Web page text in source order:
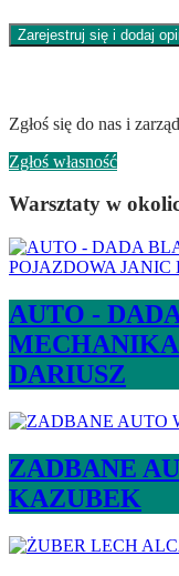
Zarejestruj się i dodaj
Zgłoś się do nas i
Zgłoś własność
Warsztaty w
AUTO -
DARIUSZ
ZADBANE
KAZUBEK